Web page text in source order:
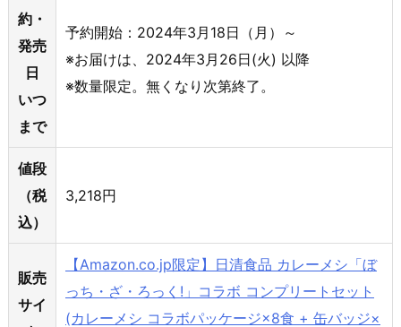
約・
発売
日
いつ
まで
予約開始：2024年3月18日（月）～
※お届けは、2024年3月26日(火) 以降
※数量限定。無くなり次第終了。
値段
（税
込）
3,218円
販売
サイ
【Amazon.co.jp限定】日清食品 カレーメシ「ぼ
っち・ざ・ろっく!」コラボ コンプリートセット
(カレーメシ コラボパッケージ×8食 + 缶バッジ×